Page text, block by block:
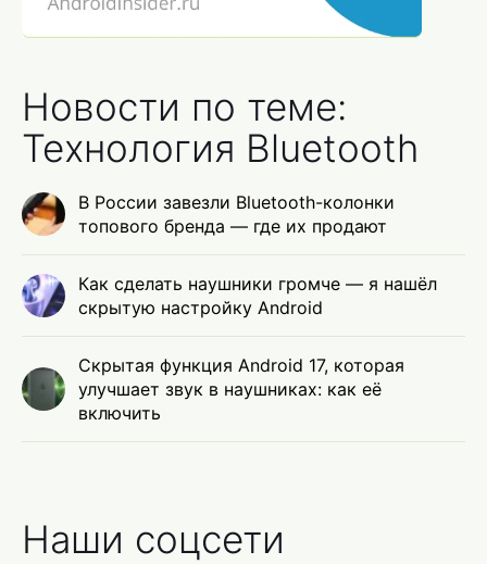
Новости по теме:
Технология Bluetooth
В России завезли Bluetooth-колонки
топового бренда — где их продают
Как сделать наушники громче — я нашёл
скрытую настройку Android
Скрытая функция Android 17, которая
улучшает звук в наушниках: как её
включить
Наши соцсети